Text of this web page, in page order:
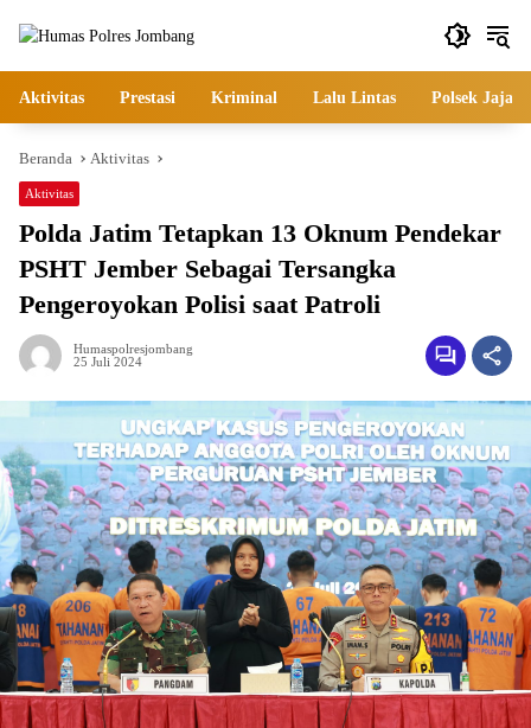
Aktivitas Prestasi Kriminal Lalu Lintas Polsek
Beranda Aktivitas
Aktivitas
Polda Jatim Tetapkan 13 Oknum Pendekar
PSHT Jember Sebagai Tersangka
Pengeroyokan Polisi saat Patroli
Humaspolresjombang
25 Juli 2024